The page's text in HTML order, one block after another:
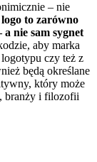
– nie
to zarówno
nie sam sygnet
aby marka
logotypu czy też z
będą określane
który może
branży i filozofii